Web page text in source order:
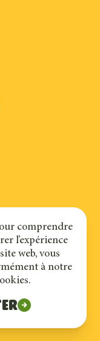
comprendre
l’expérience
web, vous
à notre